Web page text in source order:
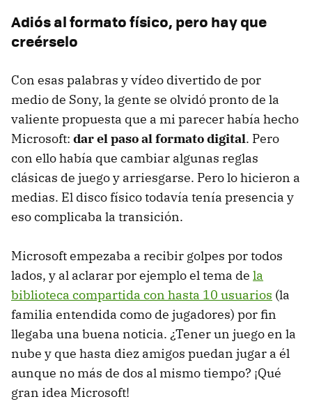
Adiós al formato físico, pero hay que
creérselo
Con esas palabras y vídeo divertido de por
medio de Sony, la gente se olvidó pronto de la
valiente propuesta que a mi parecer había hecho
Microsoft: dar el paso al formato digital. Pero
con ello había que cambiar algunas reglas
clásicas de juego y arriesgarse. Pero lo hicieron a
medias. El disco físico todavía tenía presencia y
eso complicaba la transición.
Microsoft empezaba a recibir golpes por todos
lados, y al aclarar por ejemplo el tema de la
biblioteca compartida con hasta 10 usuarios (la
familia entendida como de jugadores) por fin
llegaba una buena noticia. ¿Tener un juego en la
nube y que hasta diez amigos puedan jugar a él
aunque no más de dos al mismo tiempo? ¡Qué
gran idea Microsoft!